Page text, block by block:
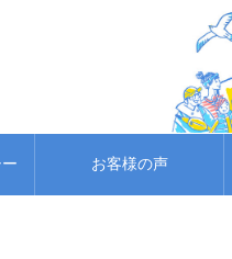
お客様の声